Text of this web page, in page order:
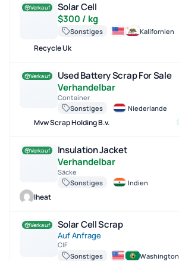
Solar Cell
Verkauf
Solar Cell
$300 / kg
Sonstiges Kalifornien
Recycle Uk
Used Battery Scrap For Sale
Verkauf
Used Battery Scrap For Sale
Verhandelbar
Container
Sonstiges
Niederlande
Mvw Scrap Holding B.v.
Insulation Jacket
Verkauf
Insulation Jacket
Verhandelbar
Säcke
Sonstiges
Indien
Iheat
Solar Cell Scrap
Verkauf Solar Cell Scrap
Auf Anfrage
CIF
Sonstiges
Washington